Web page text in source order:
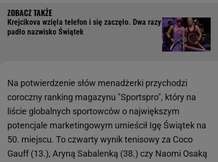
Krejcikova wzięła telefon i się zaczęło. Dwa razy
padło nazwisko Świątek
Na potwierdzenie słów menadżerki przychodzi
coroczny ranking magazynu "Sportspro", który na
liście globalnych sportowców o największym
potencjale marketingowym umieścił Igę Świątek na
50. miejscu. To czwarty wynik tenisowy za Coco
Gauff (13.), Aryną Sabalenką (38.) czy Naomi Osaką